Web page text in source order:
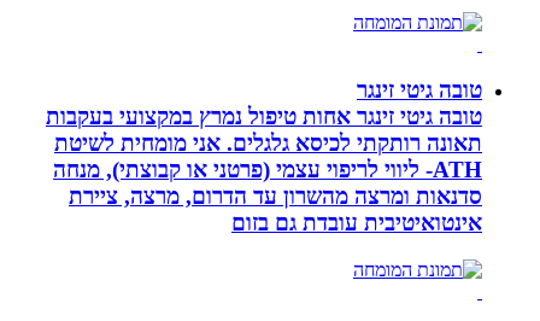
טובה גיטי זינגר
טובה גיטי זינגר אחות טיפול נמרץ במקצועי בעקבות
תאונה רותקתי לכיסא גלגלים. אני מומחית לשיטת
ATH- ליווי לריפוי עצמי (פרטני או קבוצתי), מנחה
סדנאות ומרצה מהשרון עד הדרום, מרצה, ציירת
אינטואיטיבית עובדת גם בזום